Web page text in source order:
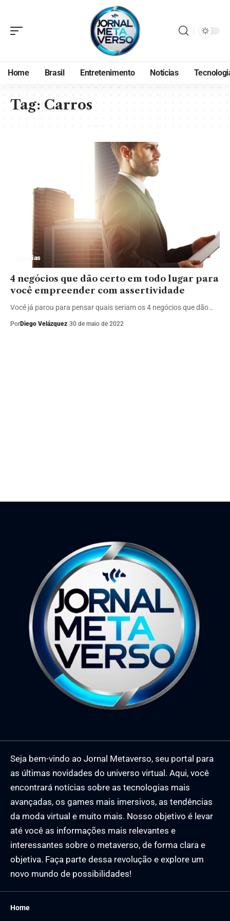
Home Brasil Entretenimento Notícias
Tag:Carros
Notícias
4 negócios que dão certo em todo lugar para
você empreender com assertividade
Você já parou para pensar quais seriam os 4 negócios que dão…
PorDiego Velázquez 30 de maio de 2022
Seja bem-vindo ao Jornal Metaverso, seu portal para
as últimas novidades do universo virtual. Aqui, você
encontrará notícias sobre as tecnologias mais
avançadas, os games mais imersivos, as tendências
da moda virtual e muito mais. Nosso objetivo é levar
até você as informações mais relevantes e
interessantes sobre o metaverso, de forma clara e
objetiva. Faça parte dessa revolução e explore um
novo mundo de possibilidades!
Home